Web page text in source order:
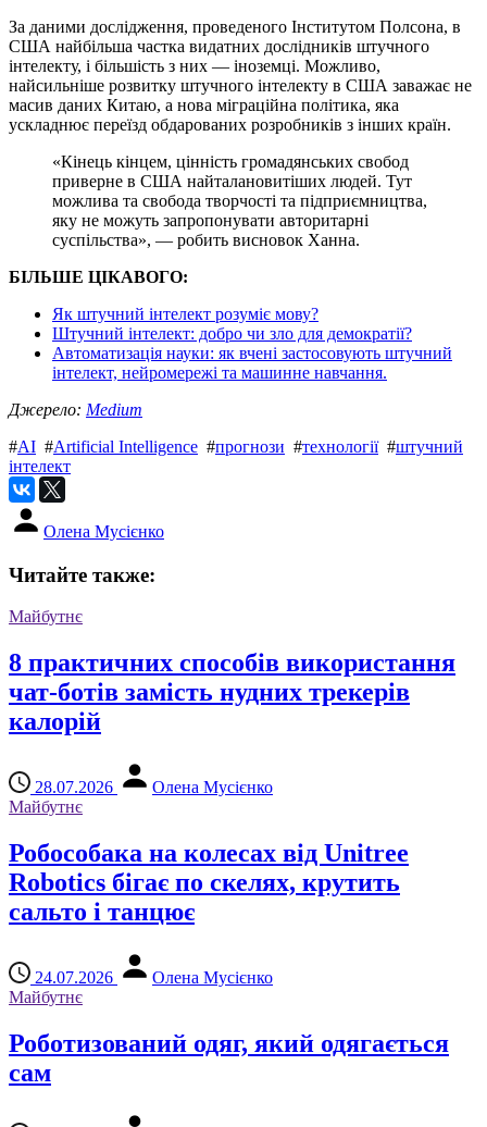
За даними дослідження, проведеного Інститутом Полсона, в
США найбільша частка видатних дослідників штучного
інтелекту, і більшість з них — іноземці. Можливо,
найсильніше розвитку штучного інтелекту в США заважає не
масив даних Китаю, а нова міграційна політика, яка
ускладнює переїзд обдарованих розробників з інших країн.
«Кінець кінцем, цінність громадянських свобод
приверне в США найталановитіших людей. Тут
можлива та свобода творчості та підприємництва,
яку не можуть запропонувати авторитарні
суспільства», — робить висновок Ханна.
БІЛЬШЕ ЦІКАВОГО:
Як штучний інтелект розуміє мову?
Штучний інтелект: добро чи зло для демократії?
Автоматизація науки: як вчені застосовують штучний
інтелект, нейромережі та машинне навчання.
Джерело: Medium
#AI #Artificial Intelligence #прогнози #технології#штучний
інтелект
Олена Мусієнко
Читайте также:
Майбутнє
8 практичних способів використання
чат-ботів замість нудних трекерів
калорій
28.07.2026
Олена Мусієнко
Майбутнє
Робособака на колесах від Unitree
Robotics бігає по скелях, крутить
сальто і танцює
24.07.2026
Олена Мусієнко
Майбутнє
Роботизований одяг, який одягається
сам